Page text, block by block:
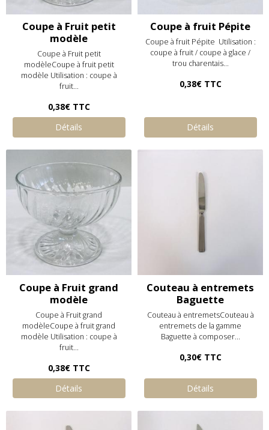
Coupe à Fruit petit
modèle
Coupe à Fruit petit
modèleCoupe à fruit petit
modèle Utilisation : coupe à
fruit...
0,38€ TTC
Détails
Coupe à fruit Pépite
Coupe à fruit Pépite Utilisation :
coupe à fruit / coupe à glace /
trou charentais...
0,38€ TTC
Détails
Coupe à Fruit grand
modèle
Coupe à Fruit grand
modèleCoupe à fruit grand
modèle Utilisation : coupe à
fruit...
0,38€ TTC
Détails
Couteau à entremets
Baguette
Couteau à entremetsCouteau à
entremets de la gamme
Baguette à composer...
0,30€ TTC
Détails